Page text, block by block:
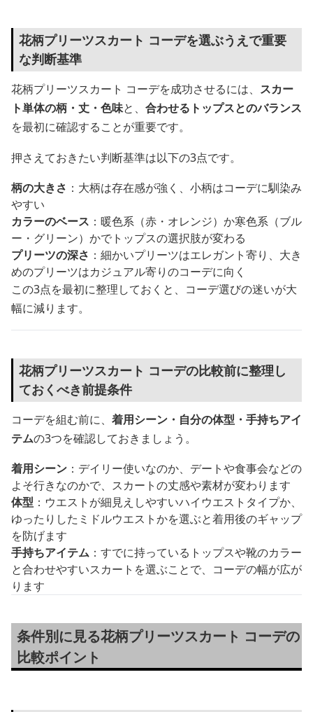
花柄プリーツスカート コーデを選ぶうえで重要
な判断基準
花柄プリーツスカート コーデを成功させるには、 スカー
ト単体の柄・丈・色味と、 合わせるトップスとのバランス
を最初に確認することが重要です。
押さえておきたい判断基準は以下の3点です。
柄の大きさ ：大柄は存在感が強く、小柄はコーデに馴染み
やすい
カラーのベース ：暖色系（赤・オレンジ）か寒色系（ブル
ー・グリーン）かでトップスの選択肢が変わる
プリーツの深さ ：細かいプリーツはエレガント寄り、大き
めのプリーツはカジュアル寄りのコーデに向く
この3点を最初に整理しておくと、コーデ選びの迷いが大
幅に減ります。
花柄プリーツスカート コーデの比較前に整理し
ておくべき前提条件
コーデを組む前に、 着用シーン・自分の体型・手持ちアイ
テムの3つを確認しておきましょう。
着用シーン ：デイリー使いなのか、デートや食事会などの
よそ行きなのかで、スカートの丈感や素材が変わります
体型 ：ウエストが細見えしやすいハイウエストタイプか、
ゆったりしたミドルウエストかを選ぶと着用後のギャップ
を防げます
手持ちアイテム ：すでに持っているトップスや靴のカラー
と合わせやすいスカートを選ぶことで、コーデの幅が広が
ります
条件別に見る花柄プリーツスカート コーデの
比較ポイント